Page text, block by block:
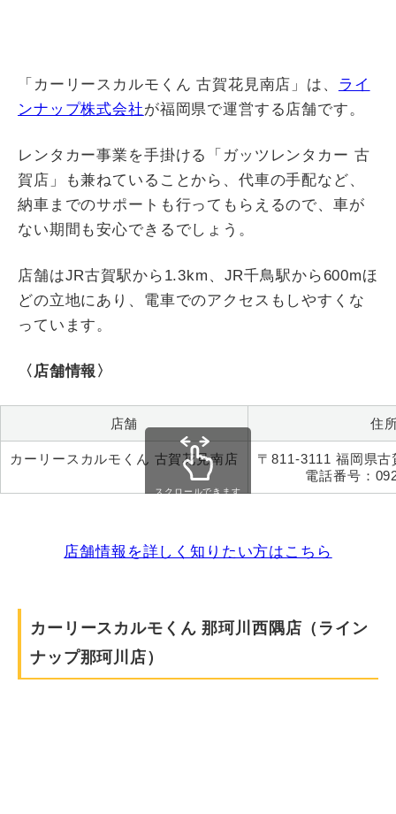
「カーリースカルモくん 古賀花見南店」は、 ライ
ンナップ株式会社が福岡県で運営する店舗です。
レンタカー事業を手掛ける「ガッツレンタカー 古
賀店」も兼ねていることから、代車の手配など、
納車までのサポートも行ってもらえるので、車が
ない期間も安心できるでしょう。
店舗はJR古賀駅から1.3km、JR千鳥駅から600mほ
どの立地にあり、電車でのアクセスもしやすくな
っています。
〈店舗情報〉
店舗 住
カーリースカルモくん 古賀花見南店
〒811-3111 福岡県
電話番号：
スクロールできます
店舗情報を詳しく知りたい方はこちら
カーリースカルモくん 那珂川西隅店（ライン
ナップ那珂川店）